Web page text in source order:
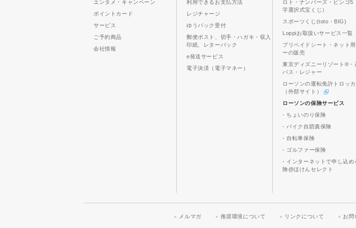
エンタメ・キャンペーン
ポイントカード
サービス
ご予約商品
会社情報
利用できるお支払方法
レジチャージ
ゆうパック受付
郵便ポスト、切手・ハガキ・収入
印紙、レターパック
e発送サービス
電子決済（電子マネー）
ロト・ナンバーズ・ビンゴ5
字選択式宝くじ）
スポーツくじ(toto・BIG)
Loppiお取扱いサービス一覧
プリペイドシート・ネット
ーの販売
東京ディズニーリゾート®・
バス・レジャー
ローソンの運転免許トロッカ
（外部サイト）
ローソンの保険サービス
- ちょいのり保険
- バイク自賠責保険
- 自転車保険
- ゴルファー保険
- インターネットで申し込め
険@ほけんセレクト
メルマガ 推奨環境について リンクについて お問